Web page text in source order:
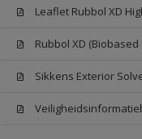
Leaflet Rubbol XD
Rubbol XD
Sikkens Exterior